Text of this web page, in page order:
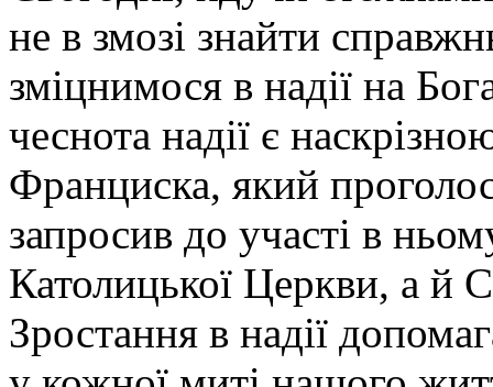
не в змозі знайти
зміцнимося в надії на
чеснота надії є
Франциска, який
запросив до участі в
Католицької Церкви, а й
Зростання в надії